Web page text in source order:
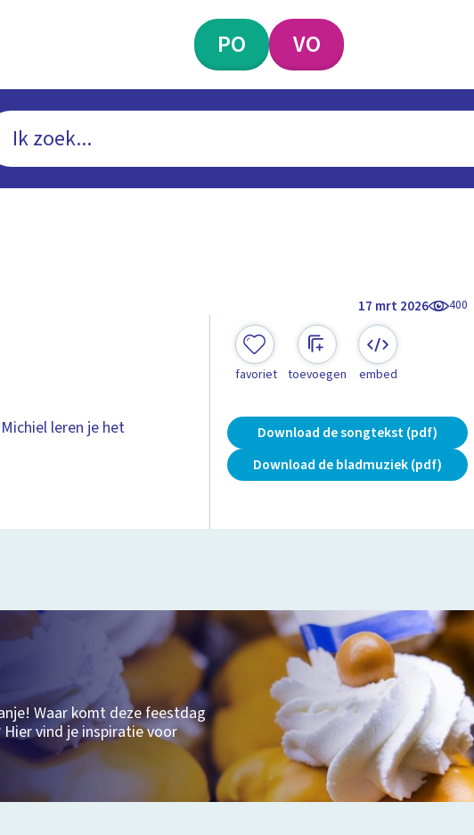
PO VO
17 mrt 2026 400
leren je het
favoriet toevoegen embed
Download de songtekst (pdf)
Download de bladmuziek (pdf)
Waar komt deze feestdag
vind je inspiratie voor